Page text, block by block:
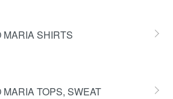
MARIA SHIRTS
MARIA TOPS, SWEAT